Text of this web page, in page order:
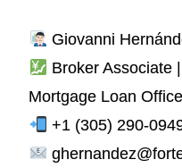
Giovanni
Broker Associate
Mortgage Loan
+1 (305) 290-